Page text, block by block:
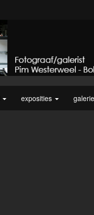
exposities galerie